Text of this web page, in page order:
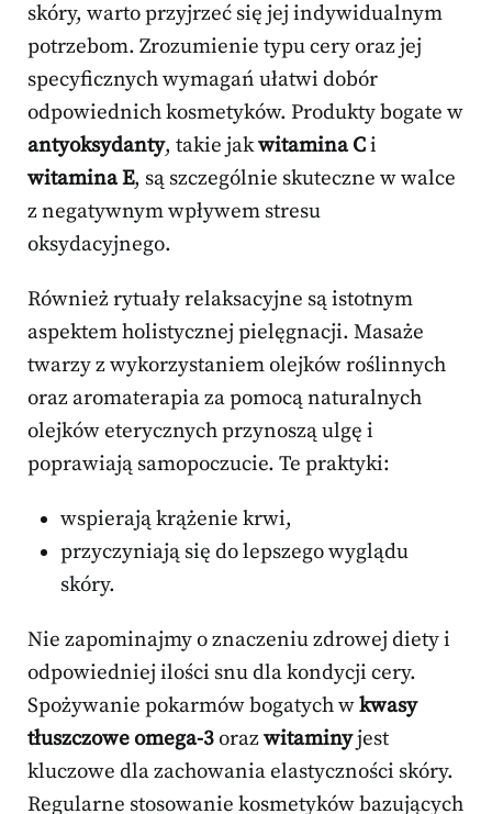
skóry, warto przyjrzeć się jej indywidualnym
potrzebom. Zrozumienie typu cery oraz jej
specyficznych wymagań ułatwi dobór
odpowiednich kosmetyków. Produkty bogate w
antyoksydanty, takie jakwitamina Ci
witamina E, są szczególnie skuteczne w walce
z negatywnym wpływem stresu
oksydacyjnego.
Również rytuały relaksacyjne są istotnym
aspektem holistycznej pielęgnacji. Masaże
twarzy z wykorzystaniem olejków roślinnych
oraz aromaterapia za pomocą naturalnych
olejków eterycznych przynoszą ulgę i
poprawiają samopoczucie. Te praktyki:
wspierają krążenie krwi,
przyczyniają się do lepszego wyglądu
skóry.
Nie zapominajmy o znaczeniu zdrowej diety i
odpowiedniej ilości snu dla kondycji cery.
Spożywanie pokarmów bogatych wkwasy
tłuszczowe omega-3orazwitaminyjest
kluczowe dla zachowania elastyczności skóry.
Regularne stosowanie kosmetyków bazujących